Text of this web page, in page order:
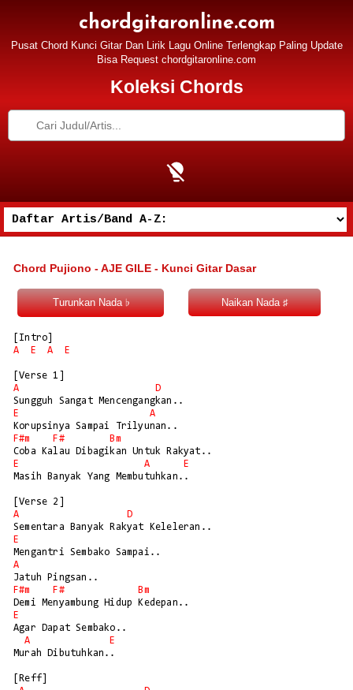
chordgitaronline.com
Pusat Chord Kunci Gitar Dan Lirik Lagu Online Terlengkap Paling Update
Bisa Request chordgitaronline.com
Koleksi Chords
Chord Pujiono - AJE GILE - Kunci Gitar Dasar
A
E A E
A
D
E
A
F#m
F#
Bm
E
A
E
Masih Banyak Yang Membutuhkan..
A
D
E
A
F#m
F#
Bm
E
Agar Dapat Sembako..
A
E
Murah Dibutuhkan..
[Reff]